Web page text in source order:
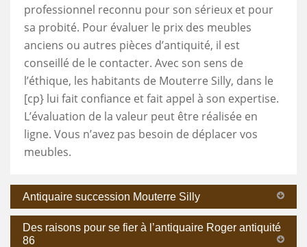
professionnel reconnu pour son sérieux et pour
sa probité. Pour évaluer le prix des meubles
anciens ou autres pièces d’antiquité, il est
conseillé de le contacter. Avec son sens de
l’éthique, les habitants de Mouterre Silly, dans le
[cp} lui fait confiance et fait appel à son expertise.
L’évaluation de la valeur peut être réalisée en
ligne. Vous n’avez pas besoin de déplacer vos
meubles.
Antiquaire succession Mouterre Silly
Des raisons pour se fier à l’antiquaire Roger antiquité
86